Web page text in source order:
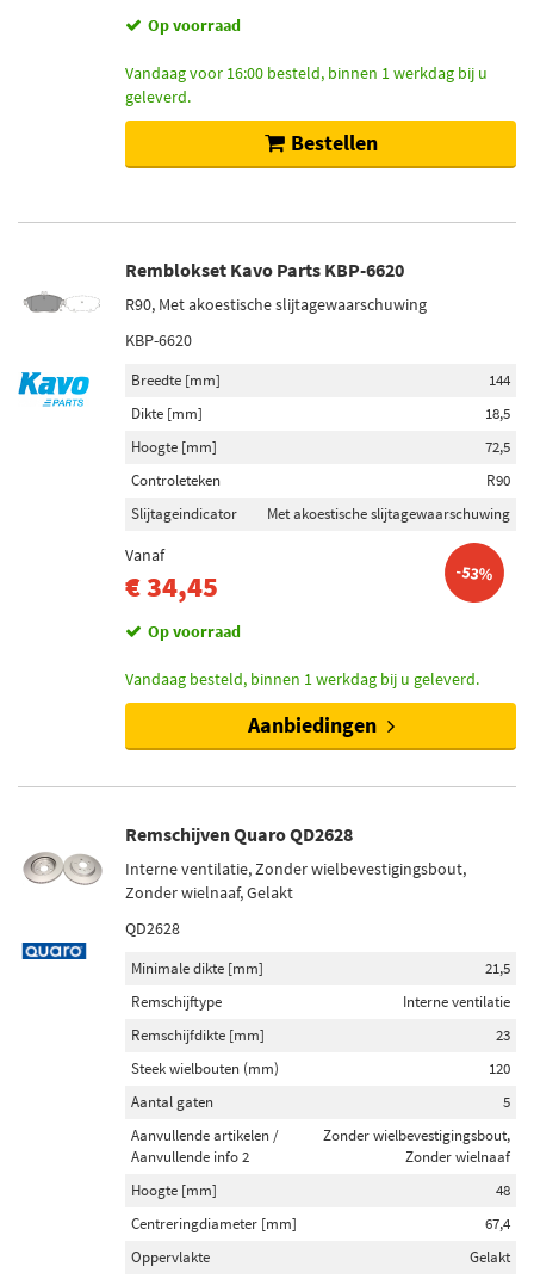
Op voorraad
Vandaag voor 16:00 besteld, binnen 1 werkdag bij u
geleverd.
Bestellen
Remblokset Kavo Parts KBP-6620
R90, Met akoestische slijtagewaarschuwing
KBP-6620
Breedte [mm]
144
Dikte [mm]
18,5
Hoogte [mm]
72,5
Controleteken
R90
Slijtageindicator
Met akoestische slijtagewaarschuwing
Vanaf
€ 34,45 -53%
Op voorraad
Vandaag besteld, binnen 1 werkdag bij u geleverd.
Aanbiedingen
Remschijven Quaro QD2628
Interne ventilatie, Zonder wielbevestigingsbout,
Zonder wielnaaf, Gelakt
QD2628
Minimale dikte [mm]
21,5
Remschijftype
Interne ventilatie
Remschijfdikte [mm]
23
Steek wielbouten (mm)
120
Aantal gaten
5
Aanvullende artikelen /
Aanvullende info 2
Zonder wielbevestigingsbout,
Zonder wielnaaf
Hoogte [mm]
48
Centreringdiameter [mm]
67,4
Oppervlakte
Gelakt